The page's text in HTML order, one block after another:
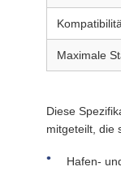
Maximale
Diese
mitgeteilt, die
Hafen-